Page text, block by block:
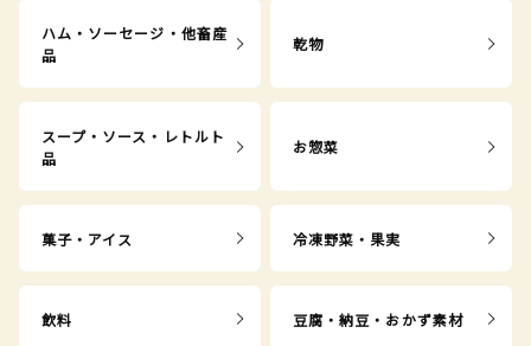
ハム・ソーセージ・他畜産
品
乾物
スープ・ソース・レトルト
品
お惣菜
菓子・アイス 冷凍野菜・果実
飲料 豆腐・納豆・おかず素材